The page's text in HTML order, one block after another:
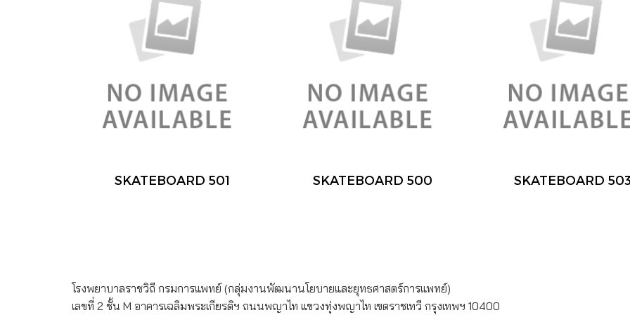
SKATEBOARD 501 SKATEBOARD 500 SKATEBOARD
โรงพยาบาลราชวิถี กรมการแพทย์ (กลุ่มงานพัฒนานโยบายและยุทธศาสตร์การแพทย์)
เลขที่ 2 ชั้น M อาคารเฉลิมพระเกียรติฯ ถนนพญาไท แขวงทุ่งพญาไท เขตราชเทวี กรุงเทพฯ 10400